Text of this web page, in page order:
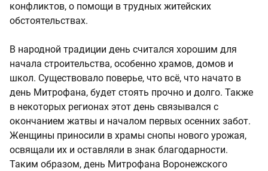
конфликтов, о помощи в трудных житейских
обстоятельствах.
В народной традиции день считался хорошим для
начала строительства, особенно храмов, домов и
школ. Существовало поверье, что всё, что начато в
день Митрофана, будет стоять прочно и долго. Также
в некоторых регионах этот день связывался с
окончанием жатвы и началом первых осенних забот.
Женщины приносили в храмы снопы нового урожая,
освящали их и оставляли в знак благодарности.
Таким образом, день Митрофана Воронежского